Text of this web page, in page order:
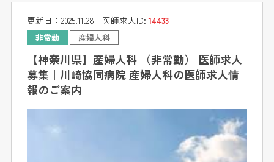
更新日： 2025.11.28 医師求人ID:14433
非常勤 産婦人科
【神奈川県】産婦人科 （非常勤） 医師求人
募集｜川崎協同病院 産婦人科の医師求人情
報のご案内